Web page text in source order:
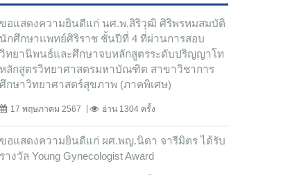
ขอแสดงความยินดีแก่ นศ.พ.สิริวุฒิ ศิริพรหมสมบัติ
นักศึกษาแพทย์ศิริราช ชั้นปีที่ 4 ที่ผ่านการสอบ
วิทยานิพนธ์และศึกษาจบหลักสูตรระดับปริญญาโท
หลักสูตรวิทยาศาสตรมหาบัณฑิต สาขาวิชาการ
ศึกษาวิทยาศาสตร์สุขภาพ (ภาคพิเศษ)
17 พฤษภาคม 2567 อ่าน 1304 ครั้ง
ขอแสดงความยินดีแก่ ผศ.พญ.นิดา จารีมิตร ได้รับ
รางวัล Young Gynecologist Award